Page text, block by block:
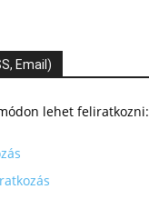
Email)
lehet feliratkozni: